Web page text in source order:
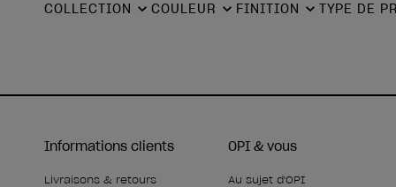
COLLECTION COULEUR FINITION TYPE DE
Informations clients
Livraisons & retours
OPI & vous
Au sujet d'OPI